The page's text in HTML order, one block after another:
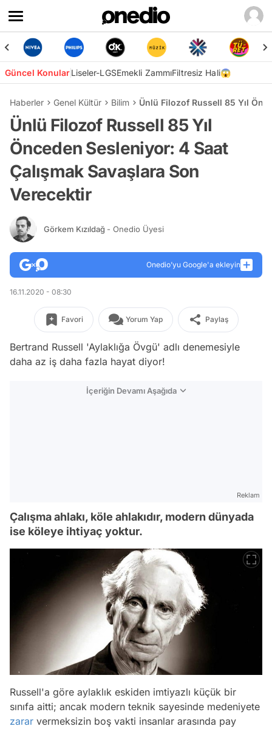
Güncel KonularLiseler-LGSEmekli ZammıFiltresiz Hali😱
Haberler Genel Kültür Bilim Ünlü Filozof Russell 85 Yıl
Ünlü Filozof Russell 85 Yıl
Önceden Sesleniyor: 4 Saat
Çalışmak Savaşlara Son
Verecektir
Görkem Kızıldağ - Onedio Üyesi
Onedio’yu Google'a ekleyin
16.11.2020 - 08:30
Favori Yorum Yap Paylaş
Bertrand Russell 'Aylaklığa Övgü' adlı denemesiyle
daha az iş daha fazla hayat diyor!
İçeriğin Devamı Aşağıda
Reklam
Çalışma ahlakı, köle ahlakıdır, modern dünyada
ise köleye ihtiyaç yoktur.
Russell'a göre aylaklık eskiden imtiyazlı küçük bir
sınıfa aitti; ancak modern teknik sayesinde medeniyete
zarar vermeksizin boş vakti insanlar arasında pay